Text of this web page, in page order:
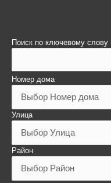
Поиск по ключевому слову
Номер дома
Улица
Район